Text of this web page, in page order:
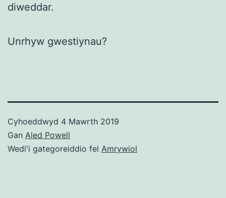
diweddar.
Unrhyw gwestiynau?
Cyhoeddwyd 4 Mawrth 2019
Gan Aled Powell
Wedi'i gategoreiddio fel Amrywiol